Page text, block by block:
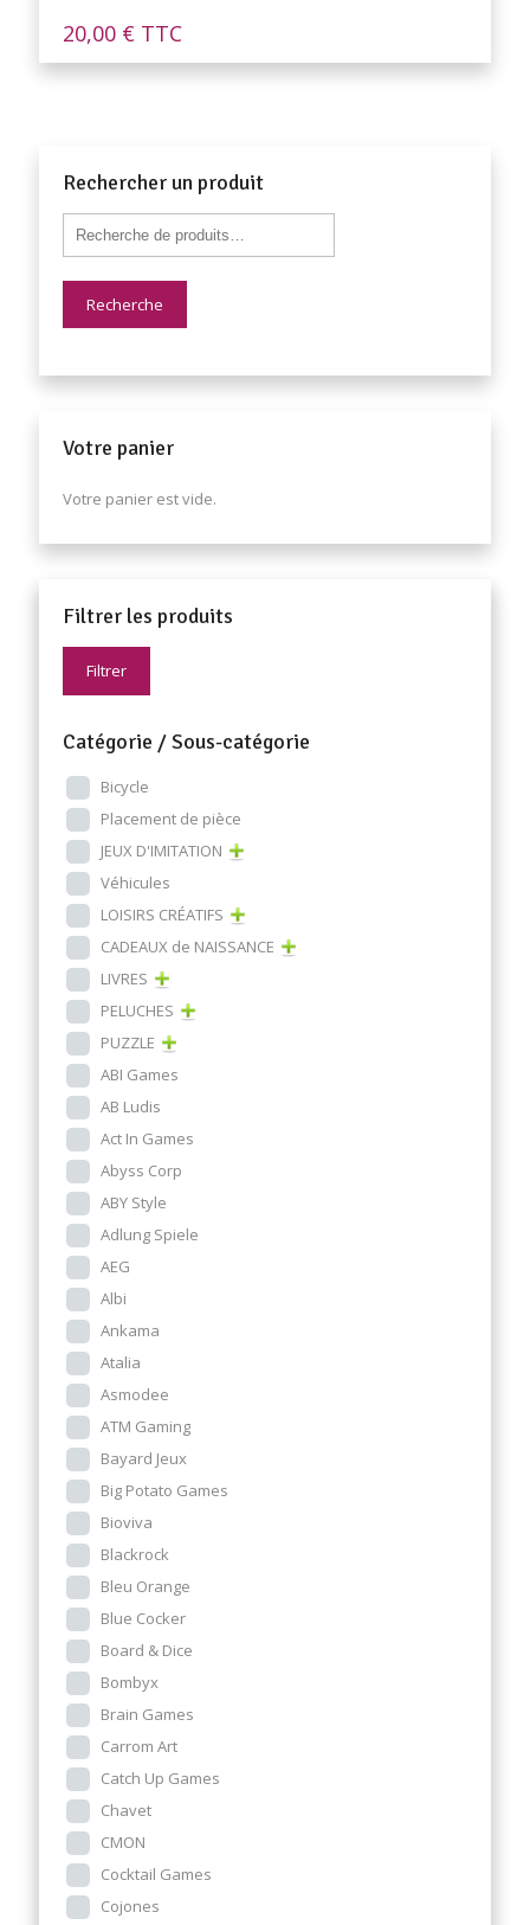
20,00 € TTC
Rechercher un produit
Recherche
Votre panier
Votre panier est vide.
Filtrer les produits
Filtrer
Catégorie / Sous-catégorie
Bicycle
Placement de pièce
JEUX D'IMITATION
Véhicules
LOISIRS CRÉATIFS
CADEAUX de NAISSANCE
LIVRES
PELUCHES
PUZZLE
ABI Games
AB Ludis
Act In Games
Abyss Corp
ABY Style
Adlung Spiele
AEG
Albi
Ankama
Atalia
Asmodee
ATM Gaming
Bayard Jeux
Big Potato Games
Bioviva
Blackrock
Bleu Orange
Blue Cocker
Board & Dice
Bombyx
Brain Games
Carrom Art
Catch Up Games
Chavet
CMON
Cocktail Games
Cojones